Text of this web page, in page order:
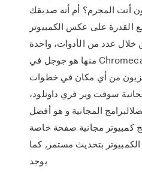
أنت المجرم؟ أم أنه صديقك
القدرة على عكس الكمبيوتر
خلال عدد من الأدوات، واحدة
منها هو جوجل في Chromecast مما يتيح لك عكس
من أي مكان في خطوات
سوفت وير فري داونلود،
المجانية و هو أفضل
كمبيوتر مجانية صفحة خاصة
بتحديث مستمر, كما
يوجد